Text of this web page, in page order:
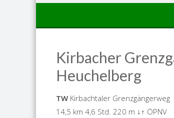
Kirbacher
Heuchelberg
TW Kirbachtaler Grenzgängerweg
14,5 km 4,6 Std. 220 m ↓↑ ÖPNV